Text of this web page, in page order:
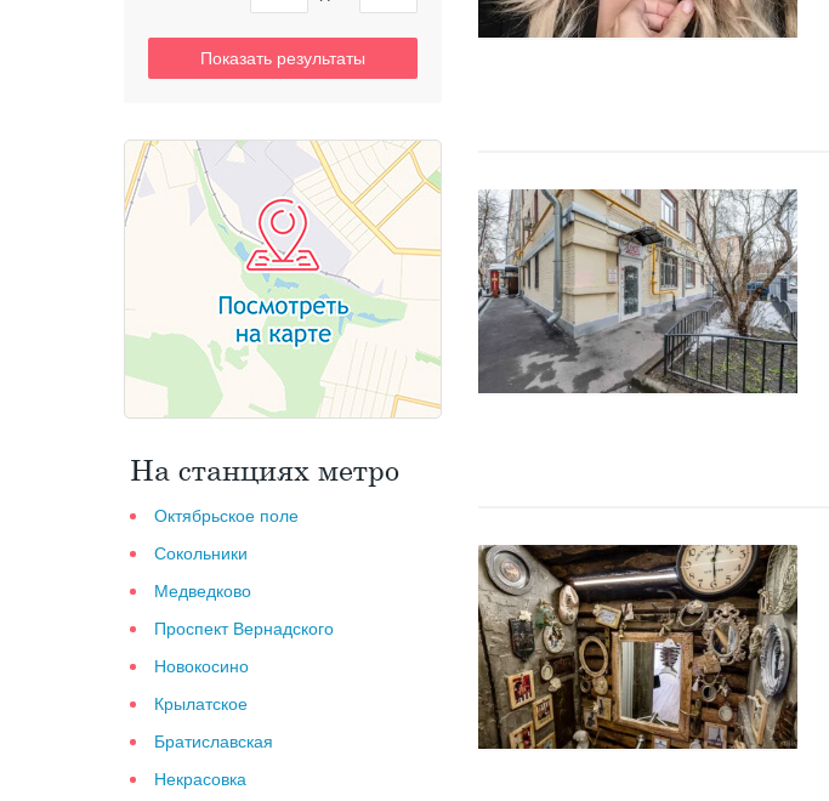
Показать результаты
На станциях метро
Октябрьское поле
Сокольники
Медведково
Проспект Вернадского
Новокосино
Крылатское
Братиславская
Некрасовка